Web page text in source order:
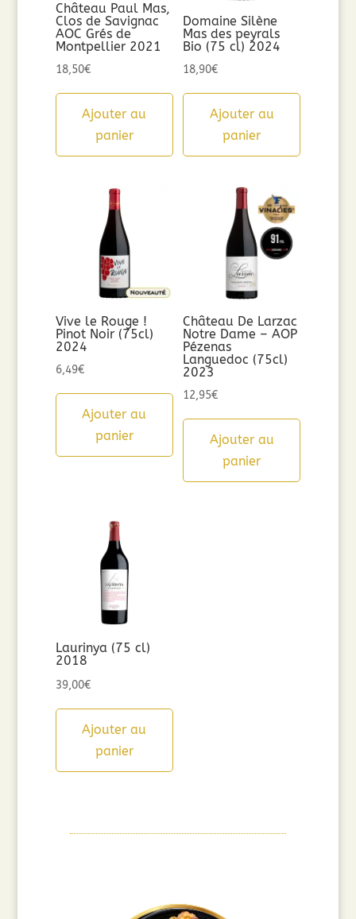
Château Paul Mas,
Clos de Savignac
AOC Grés de
Montpellier 2021
18,50€
Ajouter au
panier
Domaine Silène
Mas des peyrals
Bio (75 cl) 2024
18,90€
Ajouter au
panier
Vive le Rouge !
Pinot Noir (75cl)
2024
6,49€
Ajouter au
panier
Château De Larzac
Notre Dame – AOP
Pézenas
Languedoc (75cl)
2023
12,95€
Ajouter au
panier
Laurinya (75 cl)
2018
39,00€
Ajouter au
panier